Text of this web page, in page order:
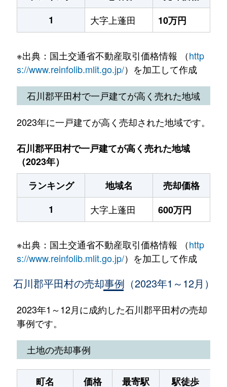
1
大字上蓬田 10万円
※出典：国土交通省不動産取引価格情報 （http
s://www.reinfolib.mlit.go.jp/）を加工して作成
石川郡平田村で一戸建てが高く売れた地域
2023年に一戸建てが高く売却された地域です。
石川郡平田村で一戸建てが高く売れた地域
（2023年）
ランキング
地域名
売却価格
1
大字上蓬田 600万円
※出典：国土交通省不動産取引価格情報 （http
s://www.reinfolib.mlit.go.jp/）を加工して作成
石川郡平田村の売却事例（2023年1～12月）
2023年1～12月に成約した石川郡平田村の売却
事例です。
土地の売却事例
町名 価格 最寄駅 駅徒歩